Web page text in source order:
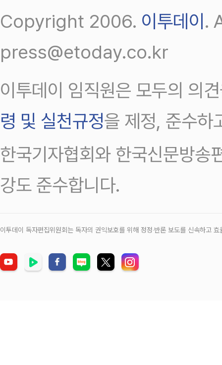
Copyright 2006. 이투데이 .
press@etoday.co.kr
이투데이 임직원은 모두의 의
령 및 실천규정을 제정, 준수하
한국기자협회와 한국신문방송
강도 준수합니다.
이투데이 독자편집위원회는 독자의 권익보호를 위해 정정‧반론 보도를 신속하고